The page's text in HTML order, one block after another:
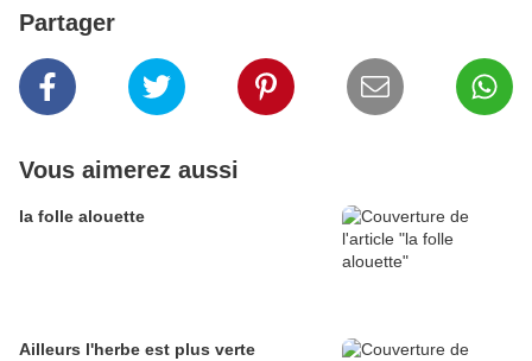
Partager
Vous aimerez aussi
la folle alouette
Ailleurs l'herbe est plus verte